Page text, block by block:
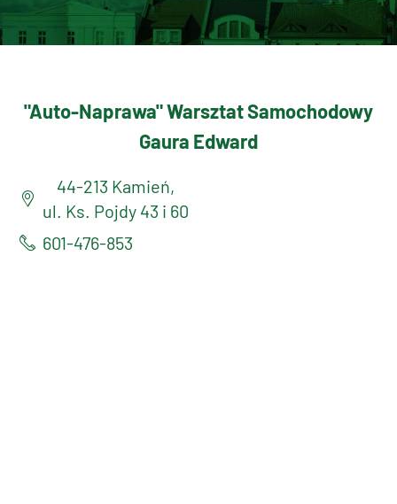
"Auto-Naprawa" Warsztat Samochodowy
Gaura Edward
44-213 Kamień,
ul. Ks. Pojdy 43 i 60
601-476-853